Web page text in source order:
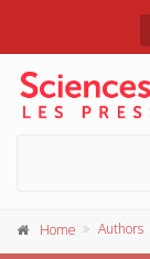
Home Authors